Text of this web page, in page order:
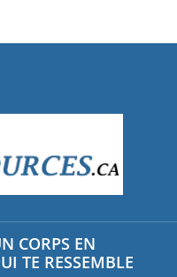
CORPS EN
TE RESSEMBLE